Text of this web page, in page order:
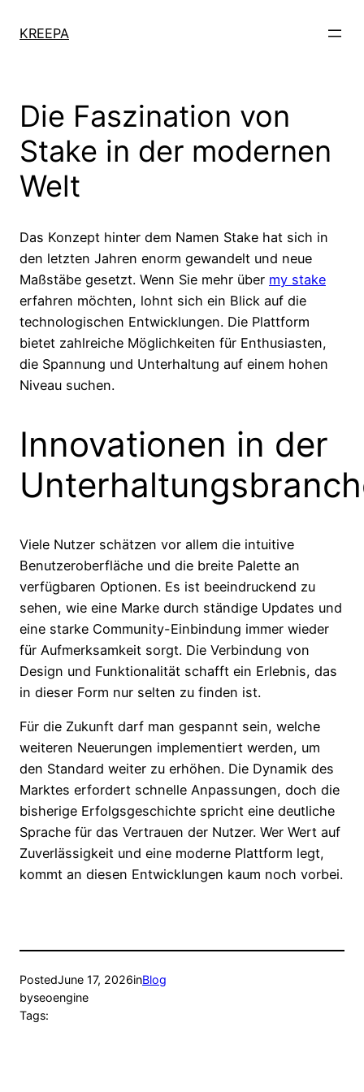
KREEPA
Die Faszination von
Stake in der modernen
Welt
Das Konzept hinter dem Namen Stake hat sich in
den letzten Jahren enorm gewandelt und neue
Maßstäbe gesetzt. Wenn Sie mehr über my stake
erfahren möchten, lohnt sich ein Blick auf die
technologischen Entwicklungen. Die Plattform
bietet zahlreiche Möglichkeiten für Enthusiasten,
die Spannung und Unterhaltung auf einem hohen
Niveau suchen.
Innovationen in der
Viele Nutzer schätzen vor allem die intuitive
Benutzeroberfläche und die breite Palette an
verfügbaren Optionen. Es ist beeindruckend zu
sehen, wie eine Marke durch ständige Updates und
eine starke Community-Einbindung immer wieder
für Aufmerksamkeit sorgt. Die Verbindung von
Design und Funktionalität schafft ein Erlebnis, das
in dieser Form nur selten zu finden ist.
Für die Zukunft darf man gespannt sein, welche
weiteren Neuerungen implementiert werden, um
den Standard weiter zu erhöhen. Die Dynamik des
Marktes erfordert schnelle Anpassungen, doch die
bisherige Erfolgsgeschichte spricht eine deutliche
Sprache für das Vertrauen der Nutzer. Wer Wert auf
Zuverlässigkeit und eine moderne Plattform legt,
kommt an diesen Entwicklungen kaum noch vorbei.
PostedJune 17, 2026inBlog
byseoengine
Tags: